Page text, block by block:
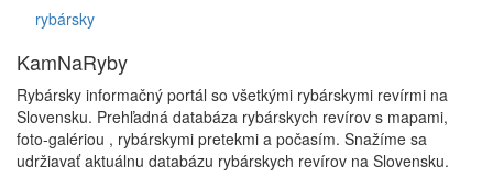
rybársky
KamNaRyby
Rybársky informačný portál so všetkými rybárskymi revírmi na
Slovensku. Prehľadná databáza rybárskych revírov s mapami,
foto-galériou , rybárskymi pretekmi a počasím. Snažíme sa
udržiavať aktuálnu databázu rybárskych revírov na Slovensku.